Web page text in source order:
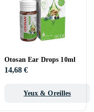
Otosan Ear Drops 10ml
14,68 €
Yeux & Oreilles